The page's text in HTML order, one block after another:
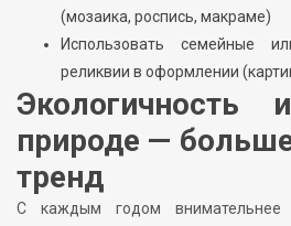
(мозаика, роспись, макраме)
Использовать семейные
реликвии в оформлении
природе —
тренд
С каждым годом внимательнее